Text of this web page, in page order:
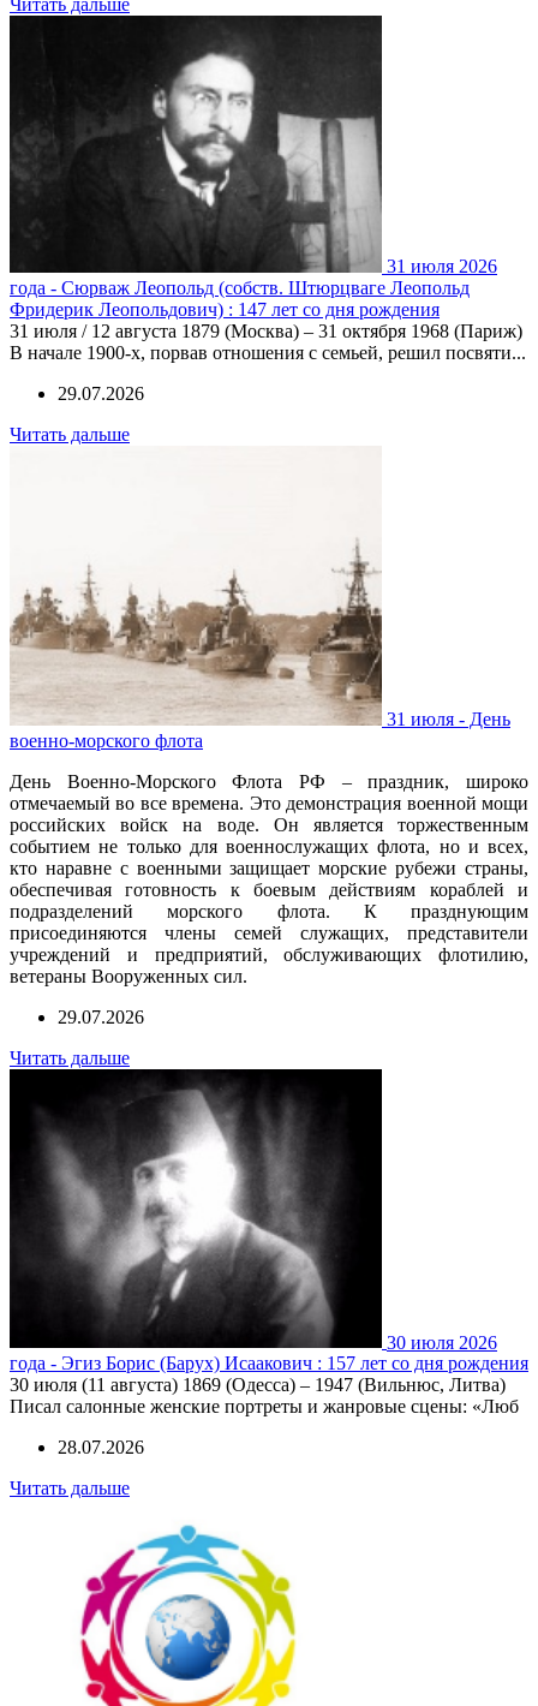
Читать дальше
31 июля 2026
года - Сюрваж Леопольд (собств. Штюрцваге Леопольд
Фридерик Леопольдович) : 147 лет со дня рождения
31 июля / 12 августа 1879 (Москва) – 31 октября 1968 (Париж)
В начале 1900-х, порвав отношения с семьей, решил посвяти...
29.07.2026
Читать дальше
31 июля - День
военно-морского флота
День Военно-Морского Флота РФ – праздник, широко
отмечаемый во все времена. Это демонстрация военной мощи
российских войск на воде. Он является торжественным
событием не только для военнослужащих флота, но и всех,
кто наравне с военными защищает морские рубежи страны,
обеспечивая готовность к боевым действиям кораблей и
подразделений морского флота. К празднующим
присоединяются члены семей служащих, представители
учреждений и предприятий, обслуживающих флотилию,
ветераны Вооруженных сил.
29.07.2026
Читать дальше
30 июля 2026
года - Эгиз Борис (Барух) Исаакович : 157 лет со дня рождения
30 июля (11 августа) 1869 (Одесса) – 1947 (Вильнюс, Литва)
Писал салонные женские портреты и жанровые сцены: «Люб
28.07.2026
Читать дальше